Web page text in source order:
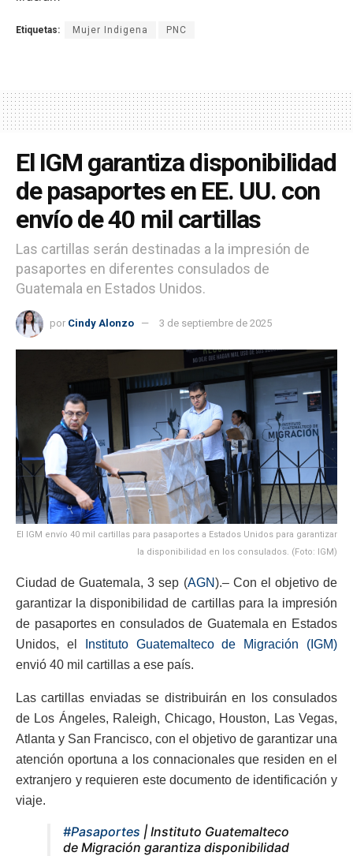
Etiquetas: Mujer Indigena PNC
El IGM garantiza disponibilidad
de pasaportes en EE. UU. con
envío de 40 mil cartillas
Las cartillas serán destinadas a la impresión de
pasaportes en diferentes consulados de
Guatemala en Estados Unidos.
por Cindy Alonzo 3 de septiembre de 2025
El IGM envío 40 mil cartillas para pasaportes a Estados Unidos para garantizar
la disponibilidad en los consulados. (Foto: IGM)
Ciudad de Guatemala, 3 sep (AGN ).– Con el objetivo de
garantizar la disponibilidad de cartillas para la impresión
de pasaportes en consulados de Guatemala en Estados
Unidos, el
Instituto Guatemalteco de Migración (IGM)
envió 40 mil cartillas a ese país.
Las cartillas enviadas se distribuirán en los consulados
de Los Ángeles, Raleigh, Chicago, Houston, Las Vegas,
Atlanta y San Francisco, con el objetivo de garantizar una
atención oportuna a los connacionales que residen en el
extranjero y requieren este documento de identificación y
viaje.
#Pasaportes | Instituto Guatemalteco
de Migración garantiza disponibilidad